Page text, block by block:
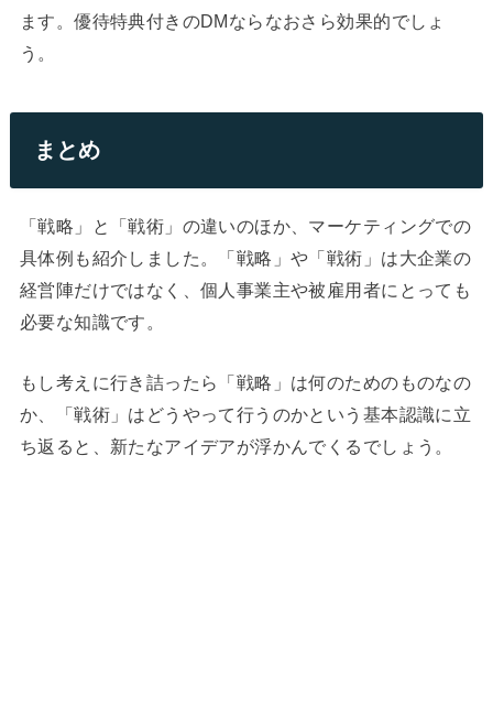
ます。優待特典付きのDMならなおさら効果的でしょ
う。
まとめ
「戦略」と「戦術」の違いのほか、マーケティングでの
具体例も紹介しました。「戦略」や「戦術」は大企業の
経営陣だけではなく、個人事業主や被雇用者にとっても
必要な知識です。
もし考えに行き詰ったら「戦略」は何のためのものなの
か、「戦術」はどうやって行うのかという基本認識に立
ち返ると、新たなアイデアが浮かんでくるでしょう。